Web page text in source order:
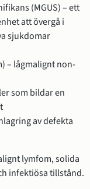
(MGUS) – ett
att övergå i
sjukdomar
– lågmalignt non-
som bildar en
av defekta
lymfom, solida
infektiösa tillstånd.